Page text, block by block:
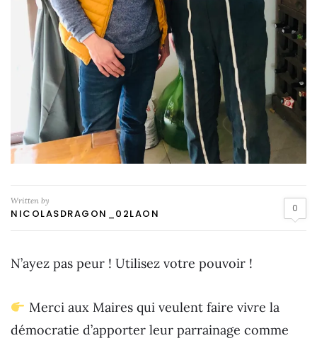
Written by
NICOLASDRAGON_02LAON 0
N’ayez pas peur ! Utilisez votre pouvoir !
Merci aux Maires qui veulent faire vivre la
démocratie d’apporter leur parrainage comme